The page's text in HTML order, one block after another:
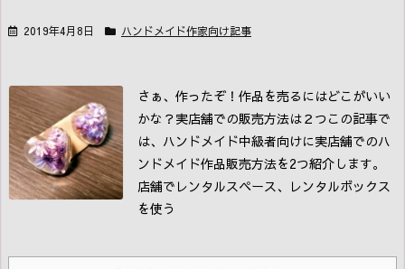
2019年4月8日 ハンドメイド作家向け記事
さぁ、作ったぞ！作品を売るにはどこがいい
かな？実店舗での販売方法は２つ この記事で
は、ハンドメイド中級者向けに実店舗でのハ
ンドメイド作品販売方法を2つ紹介します。
店舗でレンタルスペース、レンタルボックス
を使う